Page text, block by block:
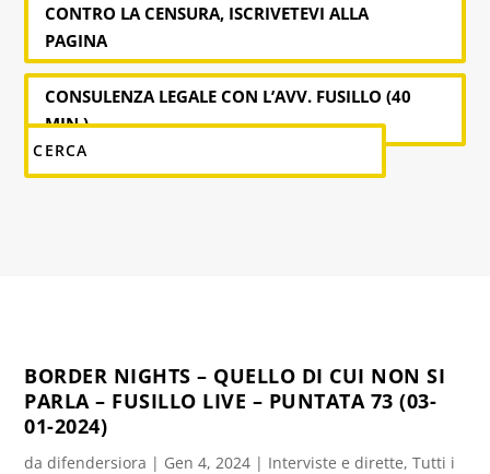
CONTRO LA CENSURA, ISCRIVETEVI ALLA
PAGINA
CONSULENZA LEGALE CON L’AVV. FUSILLO (40
MIN.)
BORDER NIGHTS – QUELLO DI CUI NON SI
PARLA – FUSILLO LIVE – PUNTATA 73 (03-
01-2024)
dadifendersiora | Gen 4, 2024 | Interviste e dirette,Tutti i